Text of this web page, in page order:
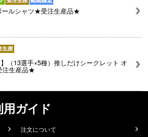
ールシャツ★受注生産品★
】（13選手×5種）推しだけシークレット オ
注生産品★
用ガイド
注文について